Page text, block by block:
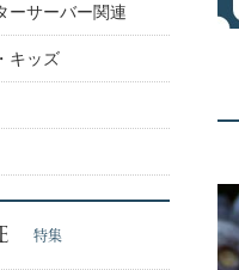
ーサーバー関連
キッズ
特集